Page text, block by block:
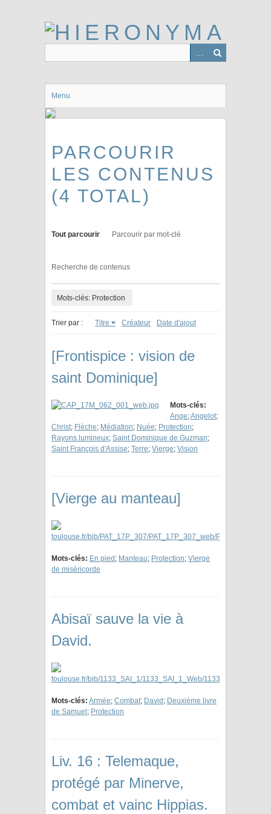
Menu
PARCOURIR
LES CONTENUS
(4 TOTAL)
Tout parcourir Parcourir par mot-clé
Recherche de contenus
Mots-clés: Protection
Trier par : Titre Créateur Date d'ajout
[Frontispice : vision de
saint Dominique]
Mots-clés:
Ange;Angelot;
Christ; Flèche; Médiation; Nuée; Protection;
Rayons lumineux; Saint Dominique de Guzman;
Saint François d'Assise; Terre; Vierge; Vision
[Vierge au manteau]
Mots-clés: En pied ; Manteau; Protection; Vierge
de miséricorde
Abisaï sauve la vie à
David.
Mots-clés: Armée; Combat; David ; Deuxième livre
de Samuel ; Protection
Liv. 16 : Telemaque,
protégé par Minerve,
combat et vainc Hippias.